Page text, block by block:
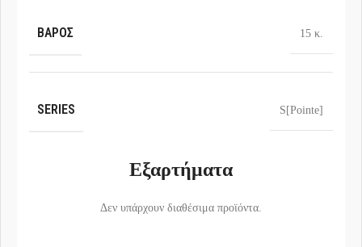
ΒΆΡΟΣ 15 κ.
SERIES S[Pointe]
Εξαρτήματα
Δεν υπάρχουν διαθέσιμα προϊόντα.